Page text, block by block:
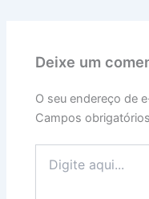
Deixe um
O seu endereço de
Campos
aqui...